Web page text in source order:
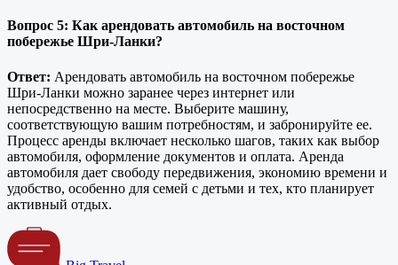
Вопрос 5: Как арендовать автомобиль на восточном
побережье Шри-Ланки?
Ответ: Арендовать автомобиль на восточном побережье
Шри-Ланки можно заранее через интернет или
непосредственно на месте. Выберите машину,
соответствующую вашим потребностям, и забронируйте ее.
Процесс аренды включает несколько шагов, таких как выбор
автомобиля, оформление документов и оплата. Аренда
автомобиля дает свободу передвижения, экономию времени и
удобство, особенно для семей с детьми и тех, кто планирует
активный отдых.